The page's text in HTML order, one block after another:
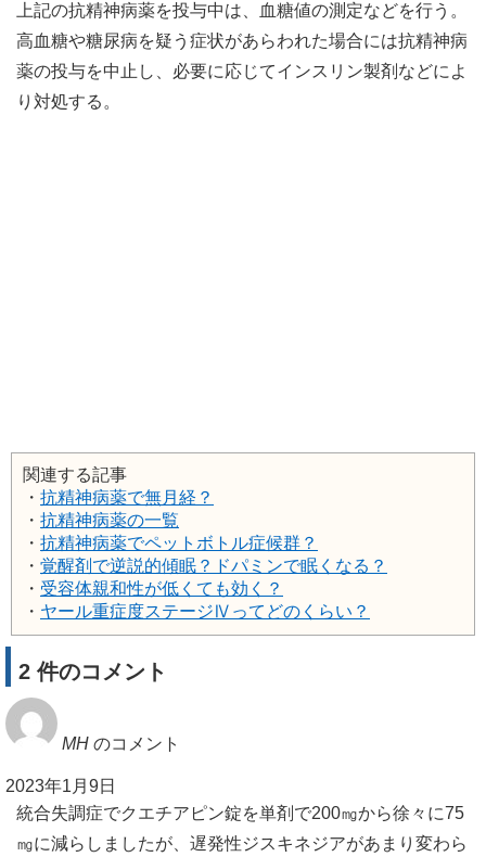
上記の抗精神病薬を投与中は、血糖値の測定などを行う。
高血糖や糖尿病を疑う症状があらわれた場合には抗精神病
薬の投与を中止し、必要に応じてインスリン製剤などによ
り対処する。
関連する記事
・ 抗精神病薬で無月経？
・ 抗精神病薬の一覧
・ 抗精神病薬でペットボトル症候群？
・ 覚醒剤で逆説的傾眠？ドパミンで眠くなる？
・ 受容体親和性が低くても効く？
・ ヤール重症度ステージⅣってどのくらい？
2 件のコメント
MH のコメント
2023年1月9日
統合失調症でクエチアピン錠を単剤で200㎎から徐々に75
㎎に減らしましたが、遅発性ジスキネジアがあまり変わら